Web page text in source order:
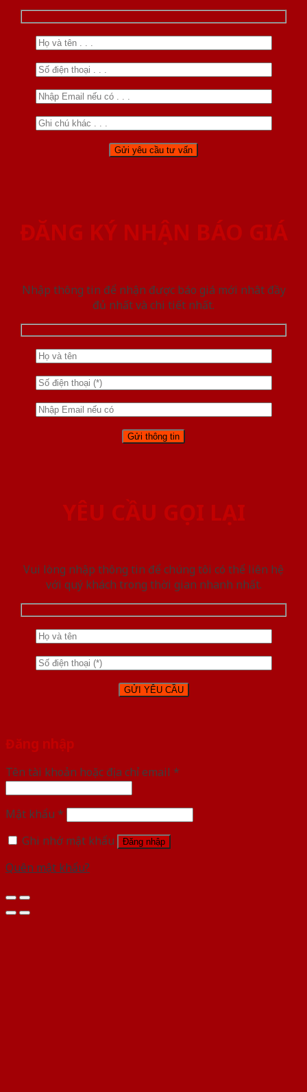
ĐĂNG KÝ NHẬN BÁO GIÁ
Nhập thông tin để nhận được báo giá mới nhât đầy
đủ nhất và chi tiết nhất.
YÊU CẦU GỌI LẠI
Vui lòng nhập thông tin để chúng tôi có thể liên hệ
với quý khách trong thời gian nhanh nhất.
Đăng nhập
Tên tài khoản hoặc địa chỉ email *
Mật khẩu *
Ghi nhớ mật khẩu
Đăng nhập
Quên mật khẩu?